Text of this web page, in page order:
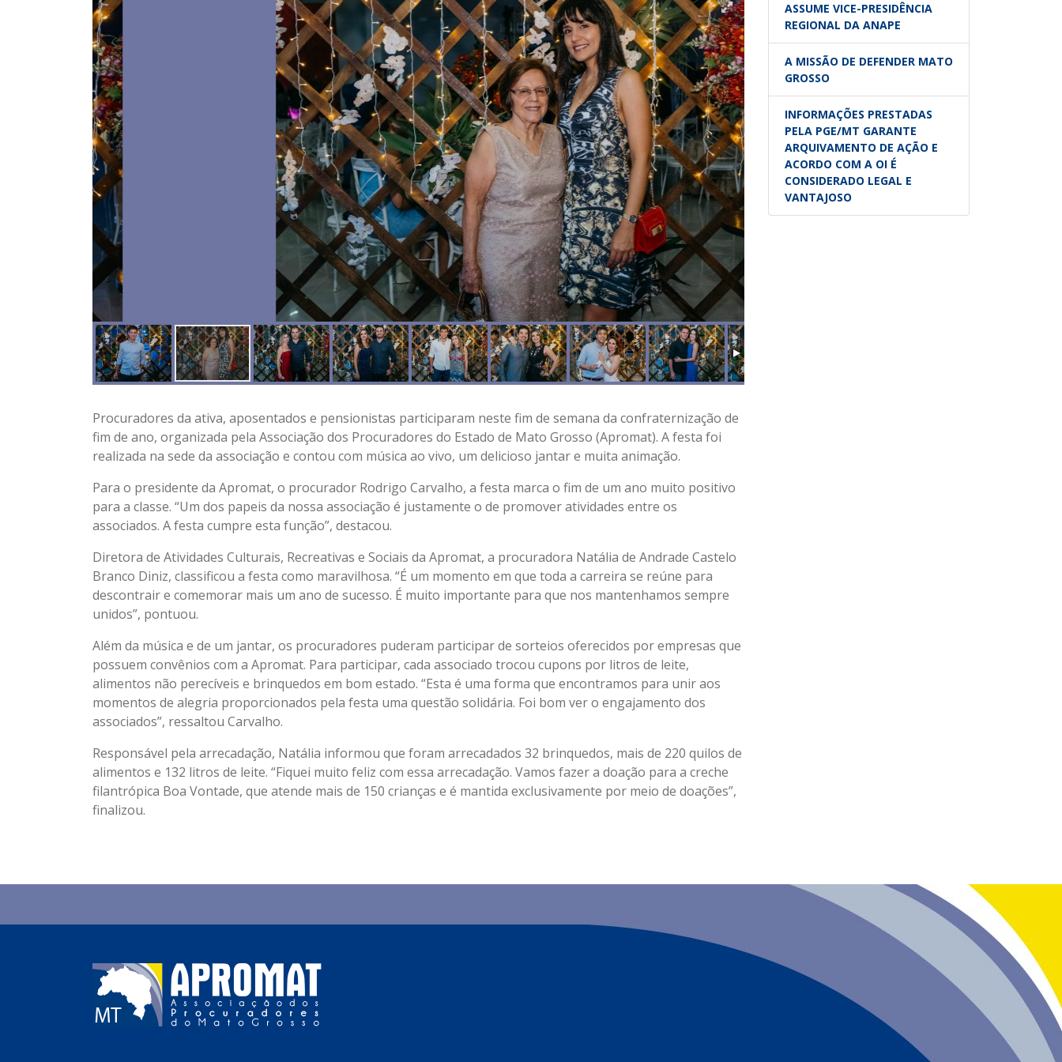
CLUBE
CONTATO
Procuradores da ativa, aposentados e pensionistas participaram neste fim de semana da confraternização de
fim de ano, organizada pela Associação dos Procuradores do Estado de Mato Grosso (Apromat). A festa foi
realizada na sede da associação e contou com música ao vivo, um delicioso jantar e muita animação.
Para o presidente da Apromat, o procurador Rodrigo Carvalho, a festa marca o fim de um ano muito positivo
para a classe. “Um dos papeis da nossa associação é justamente o de promover atividades entre os
associados. A festa cumpre esta função”, destacou.
Diretora de Atividades Culturais, Recreativas e Sociais da Apromat, a procuradora Natália de Andrade Castelo
Branco Diniz, classificou a festa como maravilhosa. “É um momento em que toda a carreira se reúne para
descontrair e comemorar mais um ano de sucesso. É muito importante para que nos mantenhamos sempre
unidos”, pontuou.
Além da música e de um jantar, os procuradores puderam participar de sorteios oferecidos por empresas que
possuem convênios com a Apromat. Para participar, cada associado trocou cupons por litros de leite,
alimentos não perecíveis e brinquedos em bom estado. “Esta é uma forma que encontramos para unir aos
momentos de alegria proporcionados pela festa uma questão solidária. Foi bom ver o engajamento dos
associados”, ressaltou Carvalho.
Responsável pela arrecadação, Natália informou que foram arrecadados 32 brinquedos, mais de 220 quilos de
alimentos e 132 litros de leite. “Fiquei muito feliz com essa arrecadação. Vamos fazer a doação para a creche
filantrópica Boa Vontade, que atende mais de 150 crianças e é mantida exclusivamente por meio de doações”,
finalizou.
ASSUME VICE-PRESIDÊNCIA
REGIONAL DA ANAPE
A MISSÃO DE DEFENDER MATO
GROSSO
INFORMAÇÕES PRESTADAS
PELA PGE/MT GARANTE
ARQUIVAMENTO DE AÇÃO E
ACORDO COM A OI É
CONSIDERADO LEGAL E
VANTAJOSO